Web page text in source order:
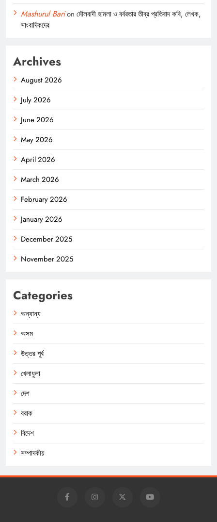
Mashurul Barion মৌলবাদী হামলা ও বর্বরতার তীব্র প্রতিবাদ কবি, লেখক,
সাংবাদিকদের
Archives
August 2026
July 2026
June 2026
May 2026
April 2026
March 2026
February 2026
January 2026
December 2025
November 2025
Categories
অন্যান্য
অসম
উত্তর পূর্ব
খেলাধুলা
দেশ
বরাক
বিদেশ
সম্পাদকীয়